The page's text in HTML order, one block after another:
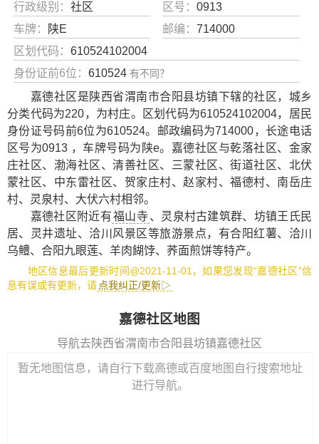
行政级别： 社区 区号：0913
车牌：
陕E 邮编：714000
区划代码： 610524102004
身份证前6位： 610524 有不同？
嘉德社区是陕西省渭南市合阳县坊镇下辖的社区，城乡
分类代码为220，为村庄。区划代码为610524102004，居民
身份证号码前6位为610524。邮政编码为714000，长途电话
区号为0913 ，车牌号码为陕e。嘉德社区与乾落社区、金家
庄社区、渤海社区、清善社区、三蒙社区、街道社区、北伏
蒙社区、中东雷社区、贺家庄村、赵家村、福德村、南岳庄
村、灵泉村、大伏六村相邻。
嘉德社区附近有福山寺、 灵泉村古建筑群、 坊镇王氏民
居、 灵井遗址、 洽川风景区等旅游景点，有合阳红薯、 洽川
乌鳢、 合阳九眼莲、 羊肉餬饽、 荞面煎饼等特产。
地区信息最后更新时间@2021-11-01，如果您发现“嘉德社区”信
息有误或有更新，请 点我纠正/更新▷
嘉德社区地图
导航去陕西省渭南市合阳县坊镇嘉德社区
暂无地图信息，请自行下载高德或百度地图自行搜索地址
进行导航。